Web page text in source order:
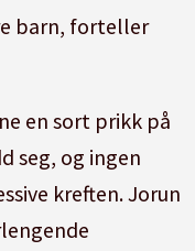
barn, forteller
en sort prikk på
seg, og ingen
kreften. Jorun